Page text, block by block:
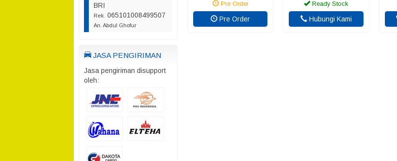
BRI
Rek. 065101008499507
An. Abdul Ghofur
JASA PENGIRIMAN
Jasa pengiriman disupport
oleh:
Pre Order
Pre Order
Ready Stock
Hubungi Kami